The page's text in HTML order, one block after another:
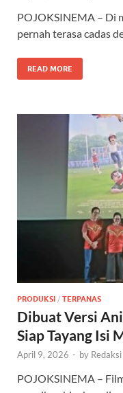
POJOKSINEMA – Di
pernah terasa cadas
READ MORE
PRODUKSI / TERPANAS
Dibuat Versi
Siap Tayang Isi
April 9, 2026 - by
POJOKSINEMA –